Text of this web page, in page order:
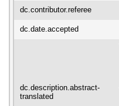
dc.contributor.referee
dc.date.accepted
dc.description.abstract-
translated